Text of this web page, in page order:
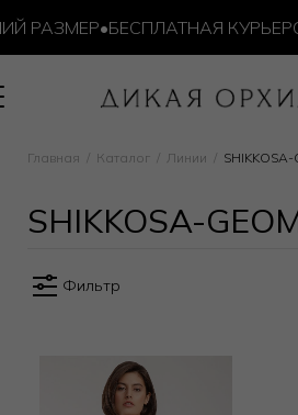
РАЗМЕР•БЕСПЛАТНАЯ
Главная Каталог Линии SHIKKOSA-
SHIKKOSA-
Фильтр